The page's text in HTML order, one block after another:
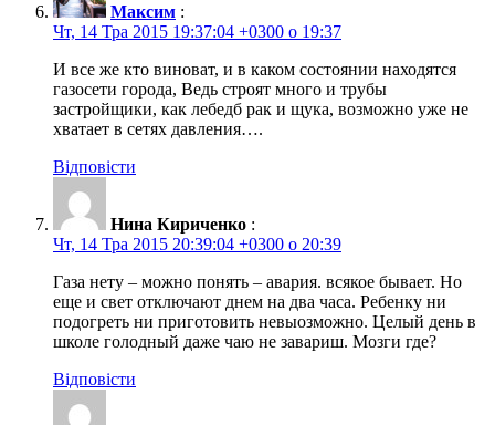
Максим :
Чт, 14 Тра 2015 19:37:04 +0300 о 19:37
И все же кто виноват, и в каком состоянии находятся
газосети города, Ведь строят много и трубы
застройщики, как лебедб рак и щука, возможно уже не
хватает в сетях давления….
Відповісти
Нина Кириченко :
Чт, 14 Тра 2015 20:39:04 +0300 о 20:39
Газа нету – можно понять – авария. всякое бывает. Но
еще и свет отключают днем на два часа. Ребенку ни
подогреть ни приготовить невыозможно. Целый день в
школе голодный даже чаю не завариш. Мозги где?
Відповісти